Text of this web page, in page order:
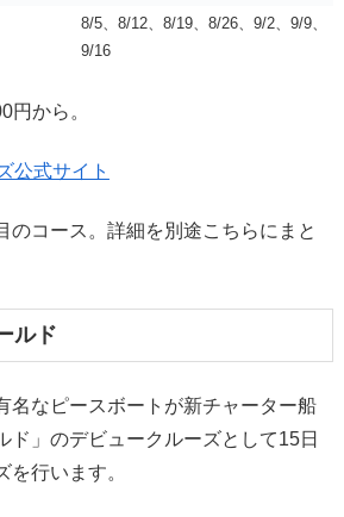
8/5、8/12、8/19、8/26、9/2、9/9、
9/16
円から。
公式サイト
のコース。詳細を別途こちらにまと
ルド
名なピースボートが新チャーター船
ド」のデビュークルーズとして15日
を行います。